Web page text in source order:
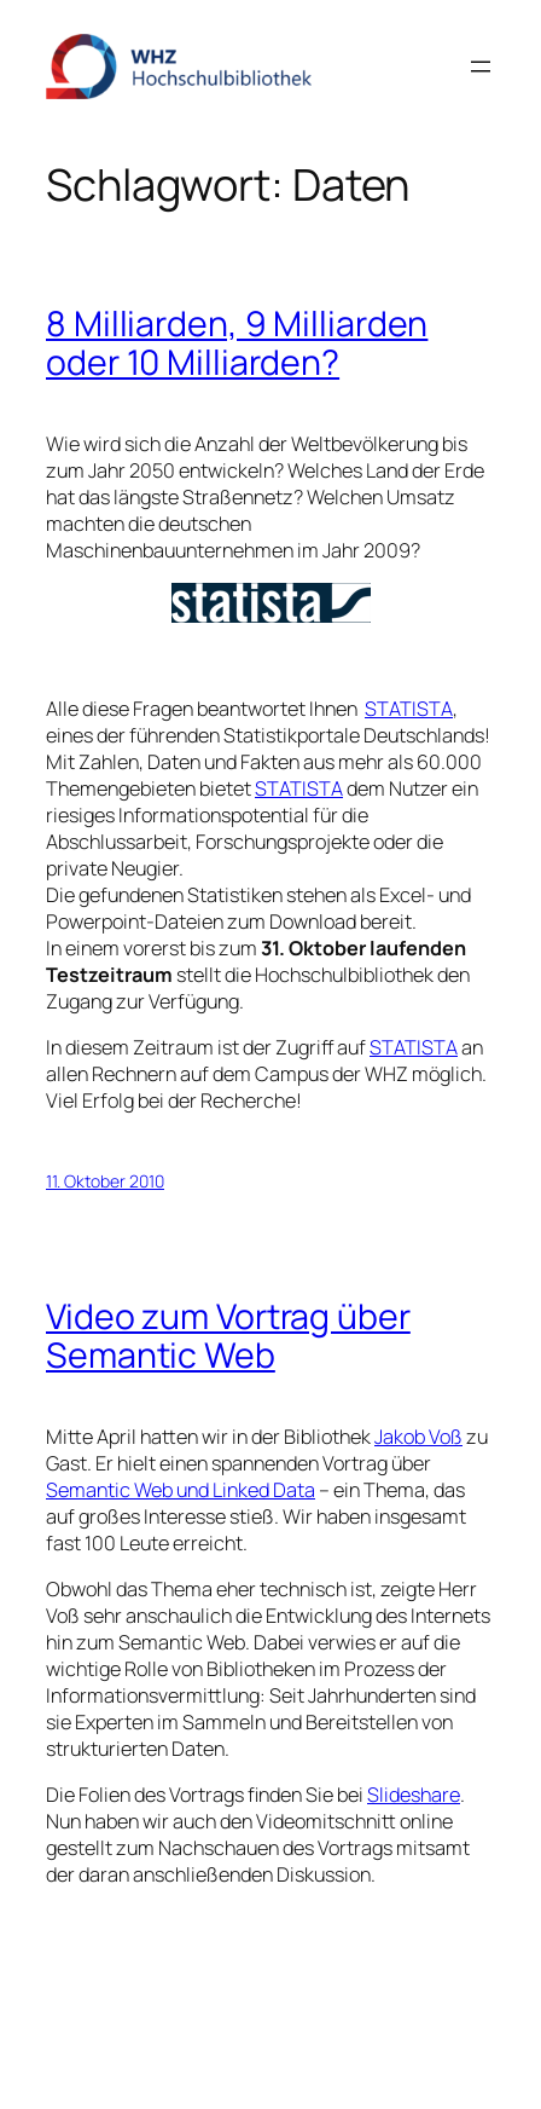
Inhalt
springen
Schlagwort: Daten
8 Milliarden, 9 Milliarden
oder 10 Milliarden?
Wie wird sich die Anzahl der Weltbevölkerung bis
zum Jahr 2050 entwickeln? Welches Land der Erde
hat das längste Straßennetz? Welchen Umsatz
machten die deutschen
Maschinenbauunternehmen im Jahr 2009?
Alle diese Fragen beantwortet Ihnen STATISTA,
eines der führenden Statistikportale Deutschlands!
Mit Zahlen, Daten und Fakten aus mehr als 60.000
Themengebieten bietetSTATISTAdem Nutzer ein
riesiges Informationspotential für die
Abschlussarbeit, Forschungsprojekte oder die
private Neugier.
Die gefundenen Statistiken stehen als Excel- und
Powerpoint-Dateien zum Download bereit.
In einem vorerst bis zum31. Oktober laufenden
Testzeitraum stellt die Hochschulbibliothek den
Zugang zur Verfügung.
In diesem Zeitraum ist der Zugriff aufSTATISTAan
allen Rechnern auf dem Campus der WHZ möglich.
Viel Erfolg bei der Recherche!
11. Oktober 2010
Video zum Vortrag über
Semantic Web
Mitte April hatten wir in der BibliothekJakob Voßzu
Gast. Er hielt einen spannenden Vortrag über
Semantic Web und Linked Data – ein Thema, das
auf großes Interesse stieß. Wir haben insgesamt
fast 100 Leute erreicht.
Obwohl das Thema eher technisch ist, zeigte Herr
Voß sehr anschaulich die Entwicklung des Internets
hin zum Semantic Web. Dabei verwies er auf die
wichtige Rolle von Bibliotheken im Prozess der
Informationsvermittlung: Seit Jahrhunderten sind
sie Experten im Sammeln und Bereitstellen von
strukturierten Daten.
Die Folien des Vortrags finden Sie beiSlideshare.
Nun haben wir auch den Videomitschnitt online
gestellt zum Nachschauen des Vortrags mitsamt
der daran anschließenden Diskussion.